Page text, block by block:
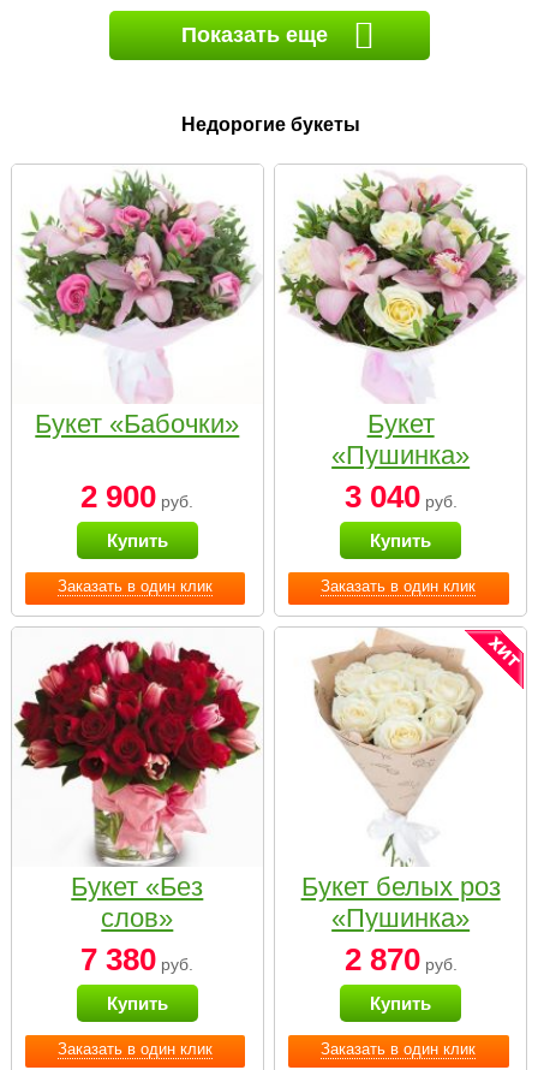
Показать еще
Недорогие букеты
Заказать в один клик
Букет «Бабочки»
2 900 руб.
Купить
Заказать в один клик
Букет
«Пушинка»
3 040руб.
Купить
Заказать в один клик
Букет «Без
слов»
7 380 руб.
Купить
Заказать в один клик
Букет белых роз
«Пушинка»
2 870руб.
Купить